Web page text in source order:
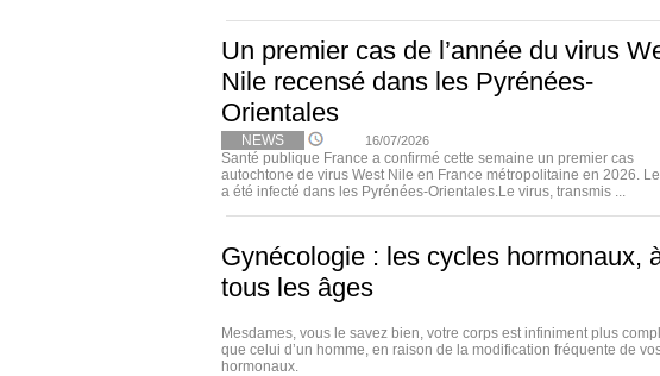
Un premier cas de l’année du virus
Nile recensé dans les Pyrénées-
Orientales
NEWS 16/07/2026
Santé publique France a confirmé cette semaine un premier cas
autochtone de virus West Nile en France métropolitaine en 2026.
a été infecté dans les Pyrénées-Orientales.Le virus, transmis ...
Gynécologie : les cycles hormonaux,
tous les âges
Mesdames, vous le savez bien, votre corps est infiniment plus
que celui d’un homme, en raison de la modification fréquente de
hormonaux.